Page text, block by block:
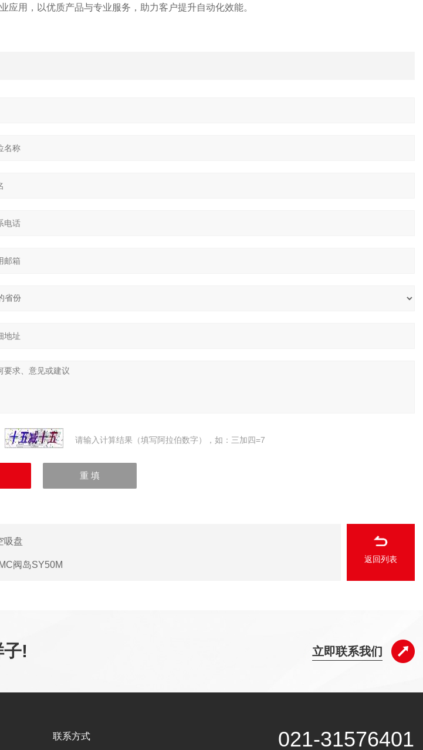
应用，以优质产品与专业服务，助力客户提升自动化效能。
请输入计算结果（填写阿拉伯数字），如：三加四=7
吸盘
阀岛SY50M
返回列表
子! 立即联系我们
联系方式 021-31576401